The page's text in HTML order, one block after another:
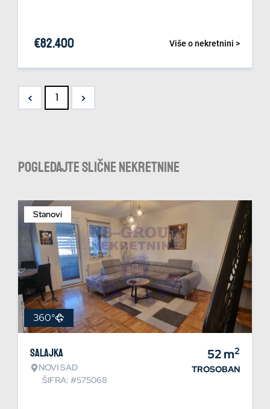
Više o nekretnini >
€82.400
< 1 >
Pogledajte slične nekretnine
Stanovi
360°
Salajka
NOVI SAD
ŠIFRA: #575068
52m2
TROSOBAN